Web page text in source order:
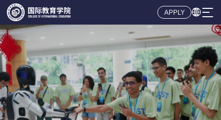
APPLY 